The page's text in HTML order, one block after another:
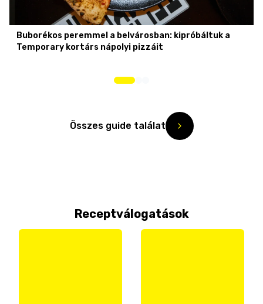
Buborékos peremmel a belvárosban: kipróbáltuk a
Temporary kortárs nápolyi pizzáit
Összes guide találat
Receptválogatások